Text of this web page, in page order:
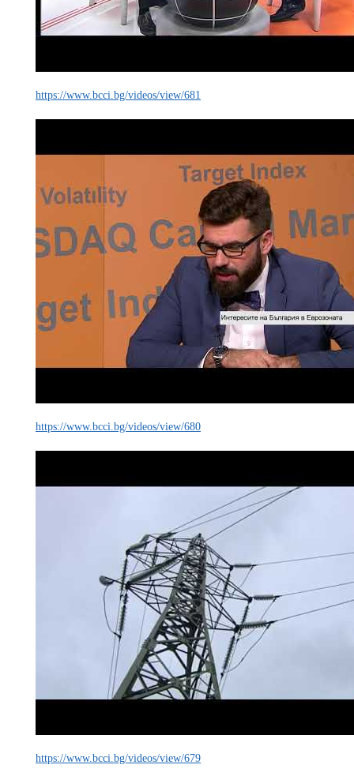
https://www.bcci.bg/videos/view/681
https://www.bcci.bg/videos/view/680
https://www.bcci.bg/videos/view/679